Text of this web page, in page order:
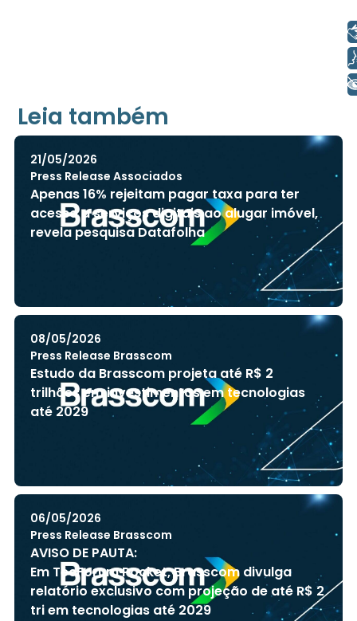
Leia também
21/05/2026
Press Release Associados
Apenas 16% rejeitam pagar taxa para ter
acesso a serviços digitais ao alugar imóvel,
revela pesquisa Datafolha
08/05/2026
Press Release Brasscom
Estudo da Brasscom projeta até R$ 2
trilhões em investimentos em tecnologias
até 2029
06/05/2026
Press Release Brasscom
AVISO DE PAUTA:
Em TecForum Pocket, Brasscom divulga
relatório exclusivo com projeção de até R$ 2
tri em tecnologias até 2029